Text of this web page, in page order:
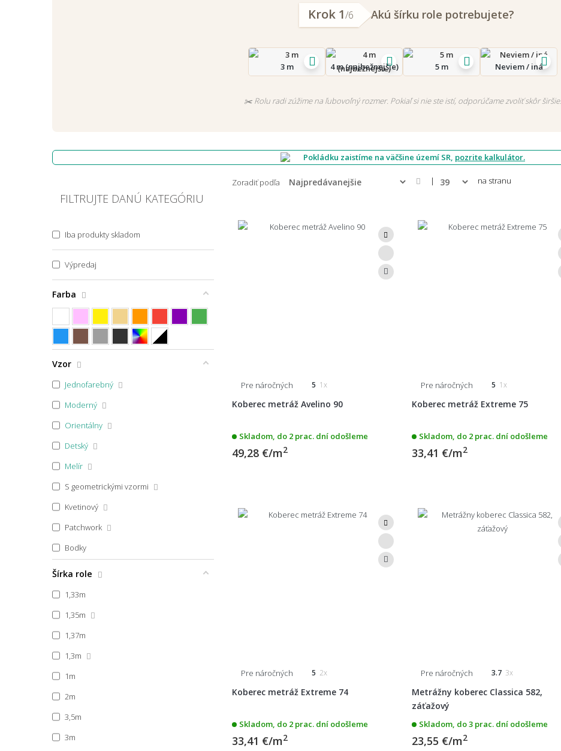
Krok 1/6 Akú šírku role potrebujete?
3 m 4 m (najbežnejšie) 5 m Neviem / iná
✂️ Rolu radi zúžime na ľubovoľný rozmer. Pokiaľ si nie ste istí, odporúčame zvoliť skôr širšie.
Pokládku zaistíme na väčšine území SR, pozrite kalkulátor.
FILTRUJTE DANÚ KATEGÓRIU
Iba produkty skladom
Výpredaj
Farba
Špecifikácia farby
Vzor
Jednofarebný
Moderný
Orientálny
Detský
Melír
S geometrickými vzormi
Kvetinový
Patchwork
Bodky
Šírka role
1,33m
1,35m
1,37m
1,3m
1m
2m
3,5m
3m
Zoradiť podľa | na stranu
Pre náročných 5 1x
Koberec metráž Avelino 90
Skladom, do 2 prac. dní odošleme
49,28 €/m2
Pre náročných 5 1x
Koberec metráž Extreme 75
Skladom, do 2 prac. dní odošleme
33,41 €/m2
Pre náročných 5 2x
Koberec metráž Extreme 74
Skladom, do 2 prac. dní odošleme
33,41 €/m2
Pre náročných 3.7 3x
Metrážny koberec Classica 582,
záťažový
Skladom, do 3 prac. dní odošleme
23,55 €/m2